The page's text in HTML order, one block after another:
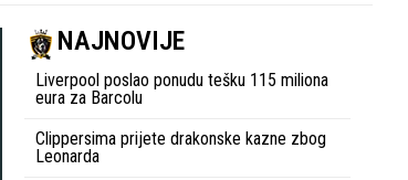
NAJNOVIJE
Liverpool poslao ponudu tešku 115 miliona
eura za Barcolu
Clippersima prijete drakonske kazne zbog
Leonarda